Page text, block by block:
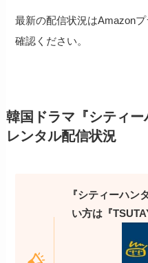
最新の配信状況はAmazon
確認ください。
韓国ドラマ『シティ
レンタル配信状況
『シティーハン
い方は『